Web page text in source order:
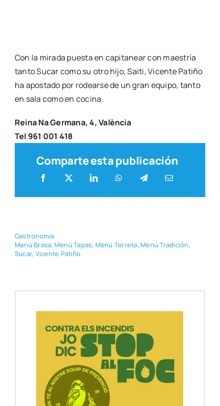
Con la mira­da pues­ta en capi­ta­near con maes­tría
tan­to Sucar como su otro hijo, Sai­ti, Vicen­te Pati­ño
ha apos­ta­do por rodear­se de un gran equi­po, tan­to
en sala como en coci­na.
Rei­na Na Ger­ma­na, 4, Valèn­cia
Tel 961 001 418
Comparte esta publicación
Gas­tro­no­mía
Menú Bra­sa, Menú Tapas, Menú Terre­ta, Menú Tra­di­ción,
Sucar, Vicen­te Pati­ño